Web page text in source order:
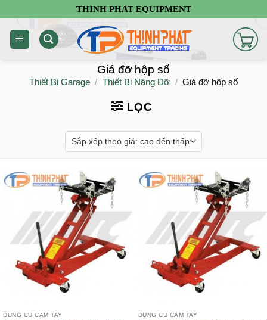
đến
dung
THINH PHAT EQUIPMENT
Giá đỡ hộp số
Thiết Bị Garage / Thiết Bị Nâng Đỡ / Giá đỡ hộp số
LỌC
DỤNG CỤ CẦM TAY DỤNG CỤ CẦM TAY